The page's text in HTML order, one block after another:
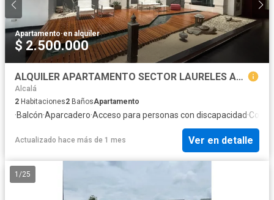
Apartamento·en alquiler
$ 2.500.000
ALQUILER APARTAMENTO SECTOR LAURELES ARMENIA
Alcalá
2 Habitaciones2 BañosApartamento
·Balcón·Aparcadero·Acceso para personas con discapacidad·
Actualizado hace más de 1 mes Ver en detalle
1 /25